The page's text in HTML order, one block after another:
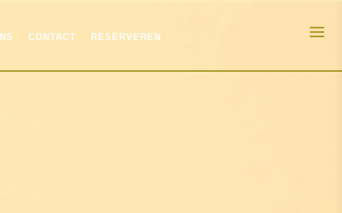
CONTACT RESERVEREN